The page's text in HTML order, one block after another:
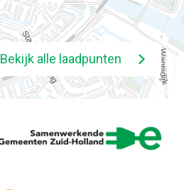
Bekijk alle laadpunten